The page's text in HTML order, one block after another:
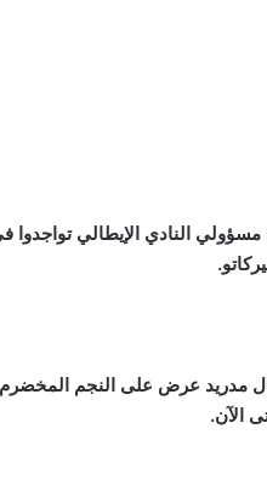
النادي الإيطالي تواجدوا
الآن.